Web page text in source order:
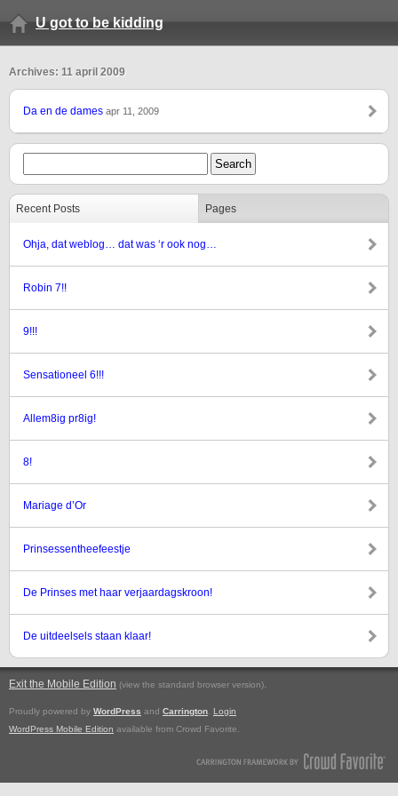
U got to be kidding
Archives: 11 april 2009
Da en de dames apr 11, 2009
Recent Posts Pages
Ohja, dat weblog… dat was ‘r ook nog…
Robin 7!!
9!!!
Sensationeel 6!!!
Allem8ig pr8ig!
8!
Mariage d’Or
Prinsessentheefeestje
De Prinses met haar verjaardagskroon!
De uitdeelsels staan klaar!
Exit the Mobile Edition (view the standard browser version).
Proudly powered by WordPress and Carrington
Login
WordPress Mobile Edition available from Crowd Favorite.